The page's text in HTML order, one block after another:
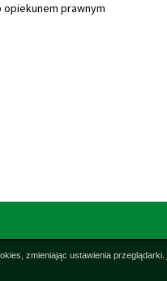
prawnym
zmieniając ustawienia przeglądarki.